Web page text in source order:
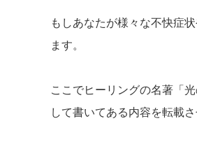
もしあなたが様々な不快症
ます。
ここでヒーリングの名著「
して書いてある内容を転載